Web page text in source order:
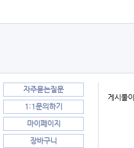
자주묻는질문
1:1문의하기
마이페이지
장바구니
게시물